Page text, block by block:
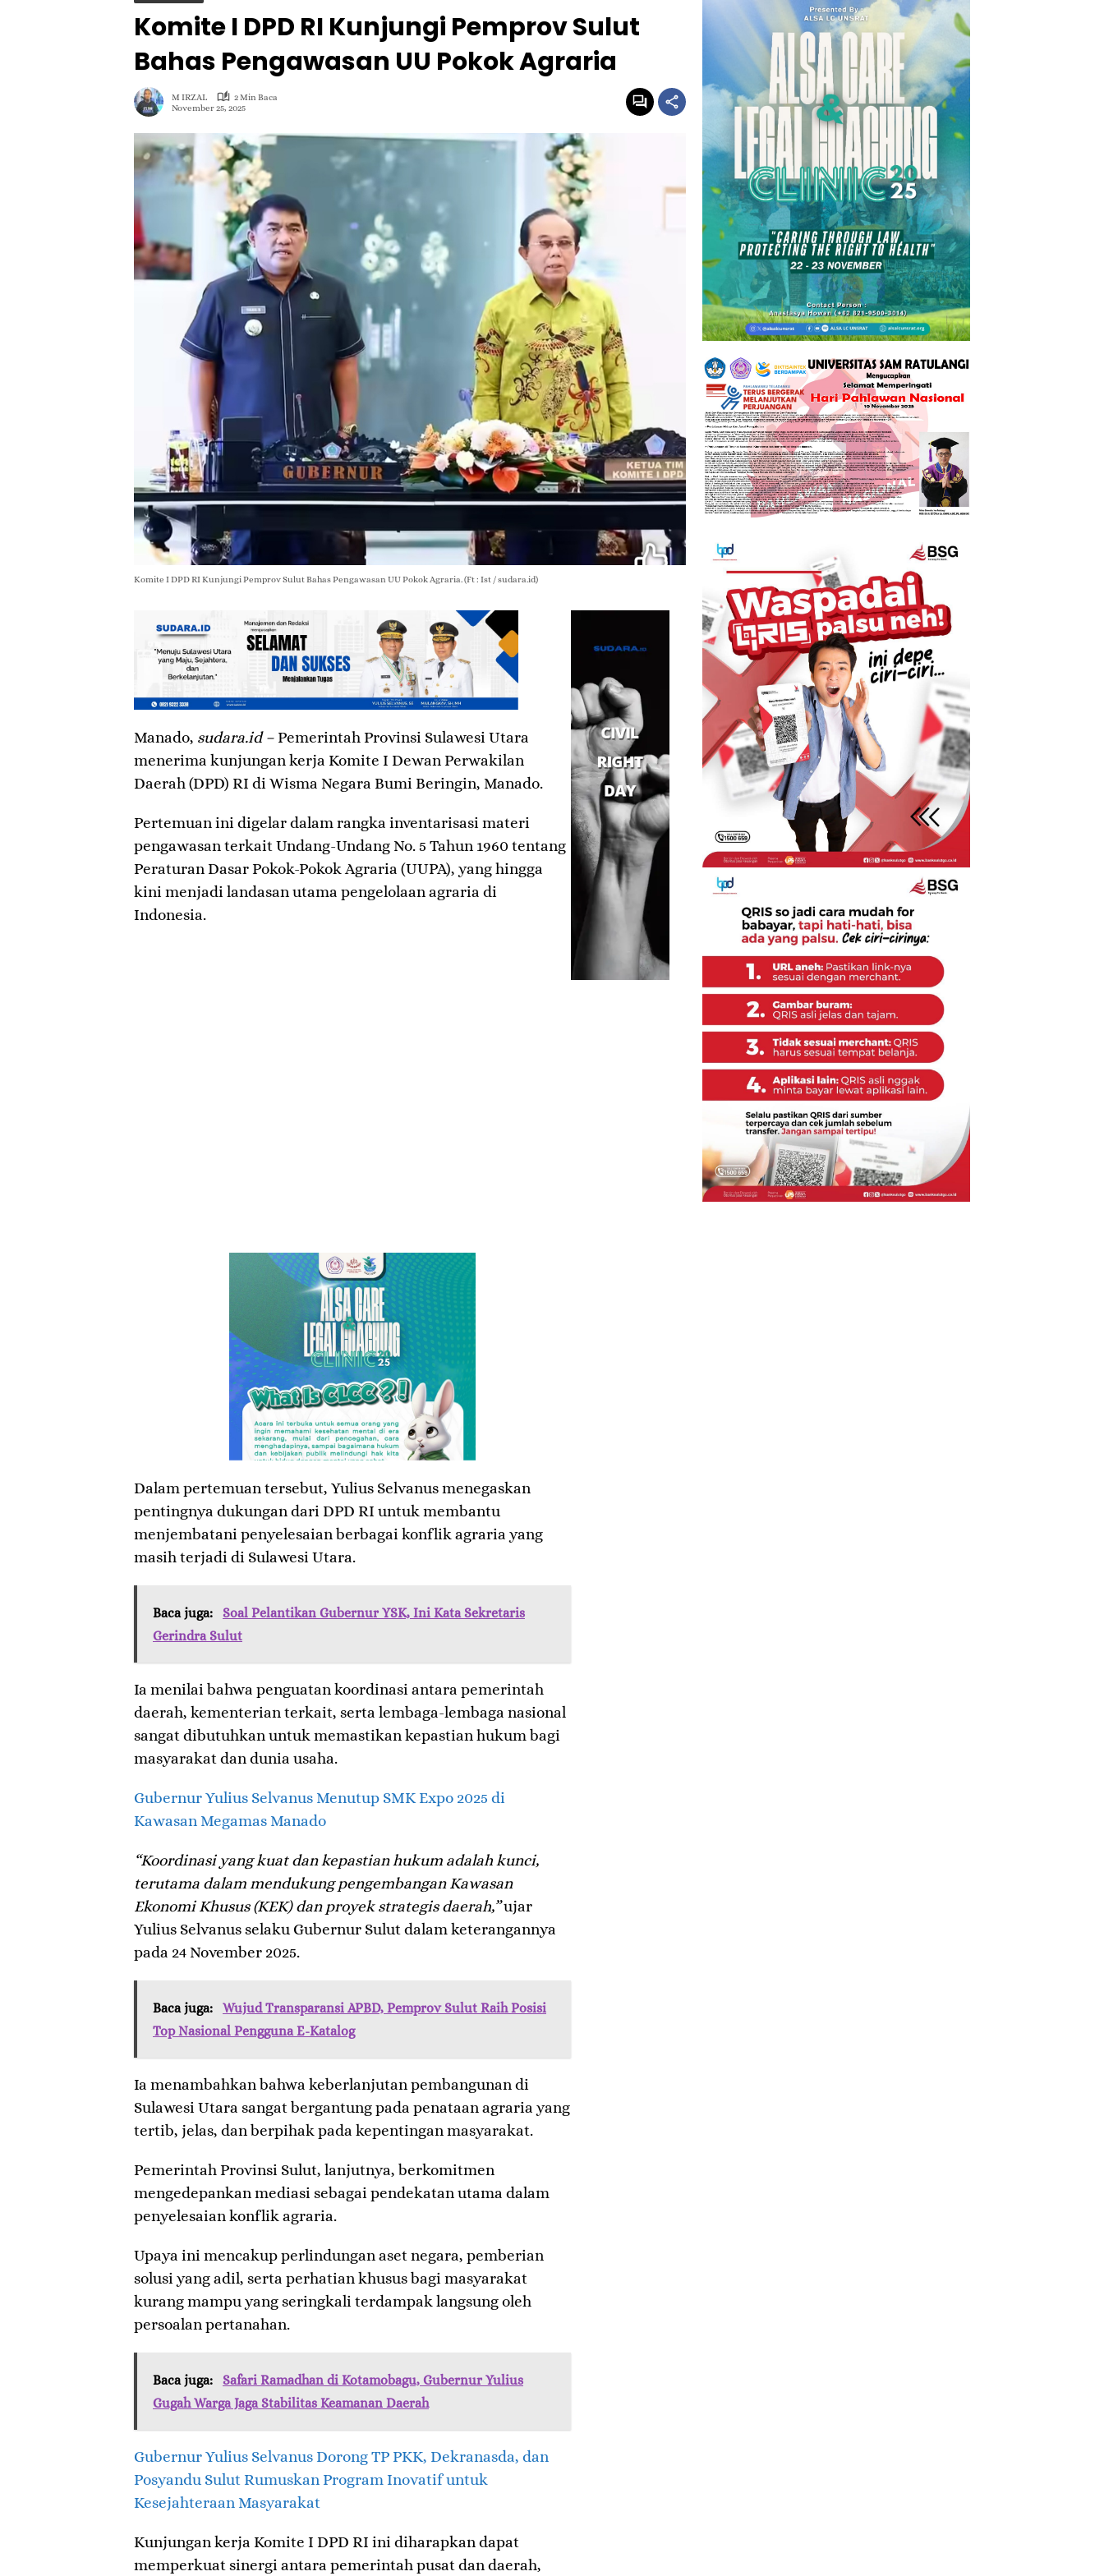
Komite I DPD RI Kunjungi Pemprov Sulut
Bahas Pengawasan UU Pokok Agraria
M IRZAL
2 Min Baca
November 25, 2025
Komite I DPD RI Kunjungi Pemprov Sulut Bahas Pengawasan UU Pokok Agraria. (Ft : Ist / sudara.id)
Manado, sudara.id – Pemerintah Provinsi Sulawesi Utara
menerima kunjungan kerja Komite I Dewan Perwakilan
Daerah (DPD) RI di Wisma Negara Bumi Beringin, Manado.
Pertemuan ini digelar dalam rangka inventarisasi materi
pengawasan terkait Undang-Undang No. 5 Tahun 1960 tentang
Peraturan Dasar Pokok-Pokok Agraria (UUPA), yang hingga
kini menjadi landasan utama pengelolaan agraria di
Indonesia.
Dalam pertemuan tersebut, Yulius Selvanus menegaskan
pentingnya dukungan dari DPD RI untuk membantu
menjembatani penyelesaian berbagai konflik agraria yang
masih terjadi di Sulawesi Utara.
Baca juga:
Soal Pelantikan Gubernur YSK, Ini Kata Sekretaris
Gerindra Sulut
Ia menilai bahwa penguatan koordinasi antara pemerintah
daerah, kementerian terkait, serta lembaga-lembaga nasional
sangat dibutuhkan untuk memastikan kepastian hukum bagi
masyarakat dan dunia usaha.
Gubernur Yulius Selvanus Menutup SMK Expo 2025 di
Kawasan Megamas Manado
“Koordinasi yang kuat dan kepastian hukum adalah kunci,
terutama dalam mendukung pengembangan Kawasan
Ekonomi Khusus (KEK) dan proyek strategis daerah,”ujar
Yulius Selvanus selaku Gubernur Sulut dalam keterangannya
pada 24 November 2025.
Baca juga:
Wujud Transparansi APBD, Pemprov Sulut Raih Posisi
Top Nasional Pengguna E-Katalog
Ia menambahkan bahwa keberlanjutan pembangunan di
Sulawesi Utara sangat bergantung pada penataan agraria yang
tertib, jelas, dan berpihak pada kepentingan masyarakat.
Pemerintah Provinsi Sulut, lanjutnya, berkomitmen
mengedepankan mediasi sebagai pendekatan utama dalam
penyelesaian konflik agraria.
Upaya ini mencakup perlindungan aset negara, pemberian
solusi yang adil, serta perhatian khusus bagi masyarakat
kurang mampu yang seringkali terdampak langsung oleh
persoalan pertanahan.
Baca juga:
Safari Ramadhan di Kotamobagu, Gubernur Yulius
Gugah Warga Jaga Stabilitas Keamanan Daerah
Gubernur Yulius Selvanus Dorong TP PKK, Dekranasda, dan
Posyandu Sulut Rumuskan Program Inovatif untuk
Kesejahteraan Masyarakat
Kunjungan kerja Komite I DPD RI ini diharapkan dapat
memperkuat sinergi antara pemerintah pusat dan daerah,